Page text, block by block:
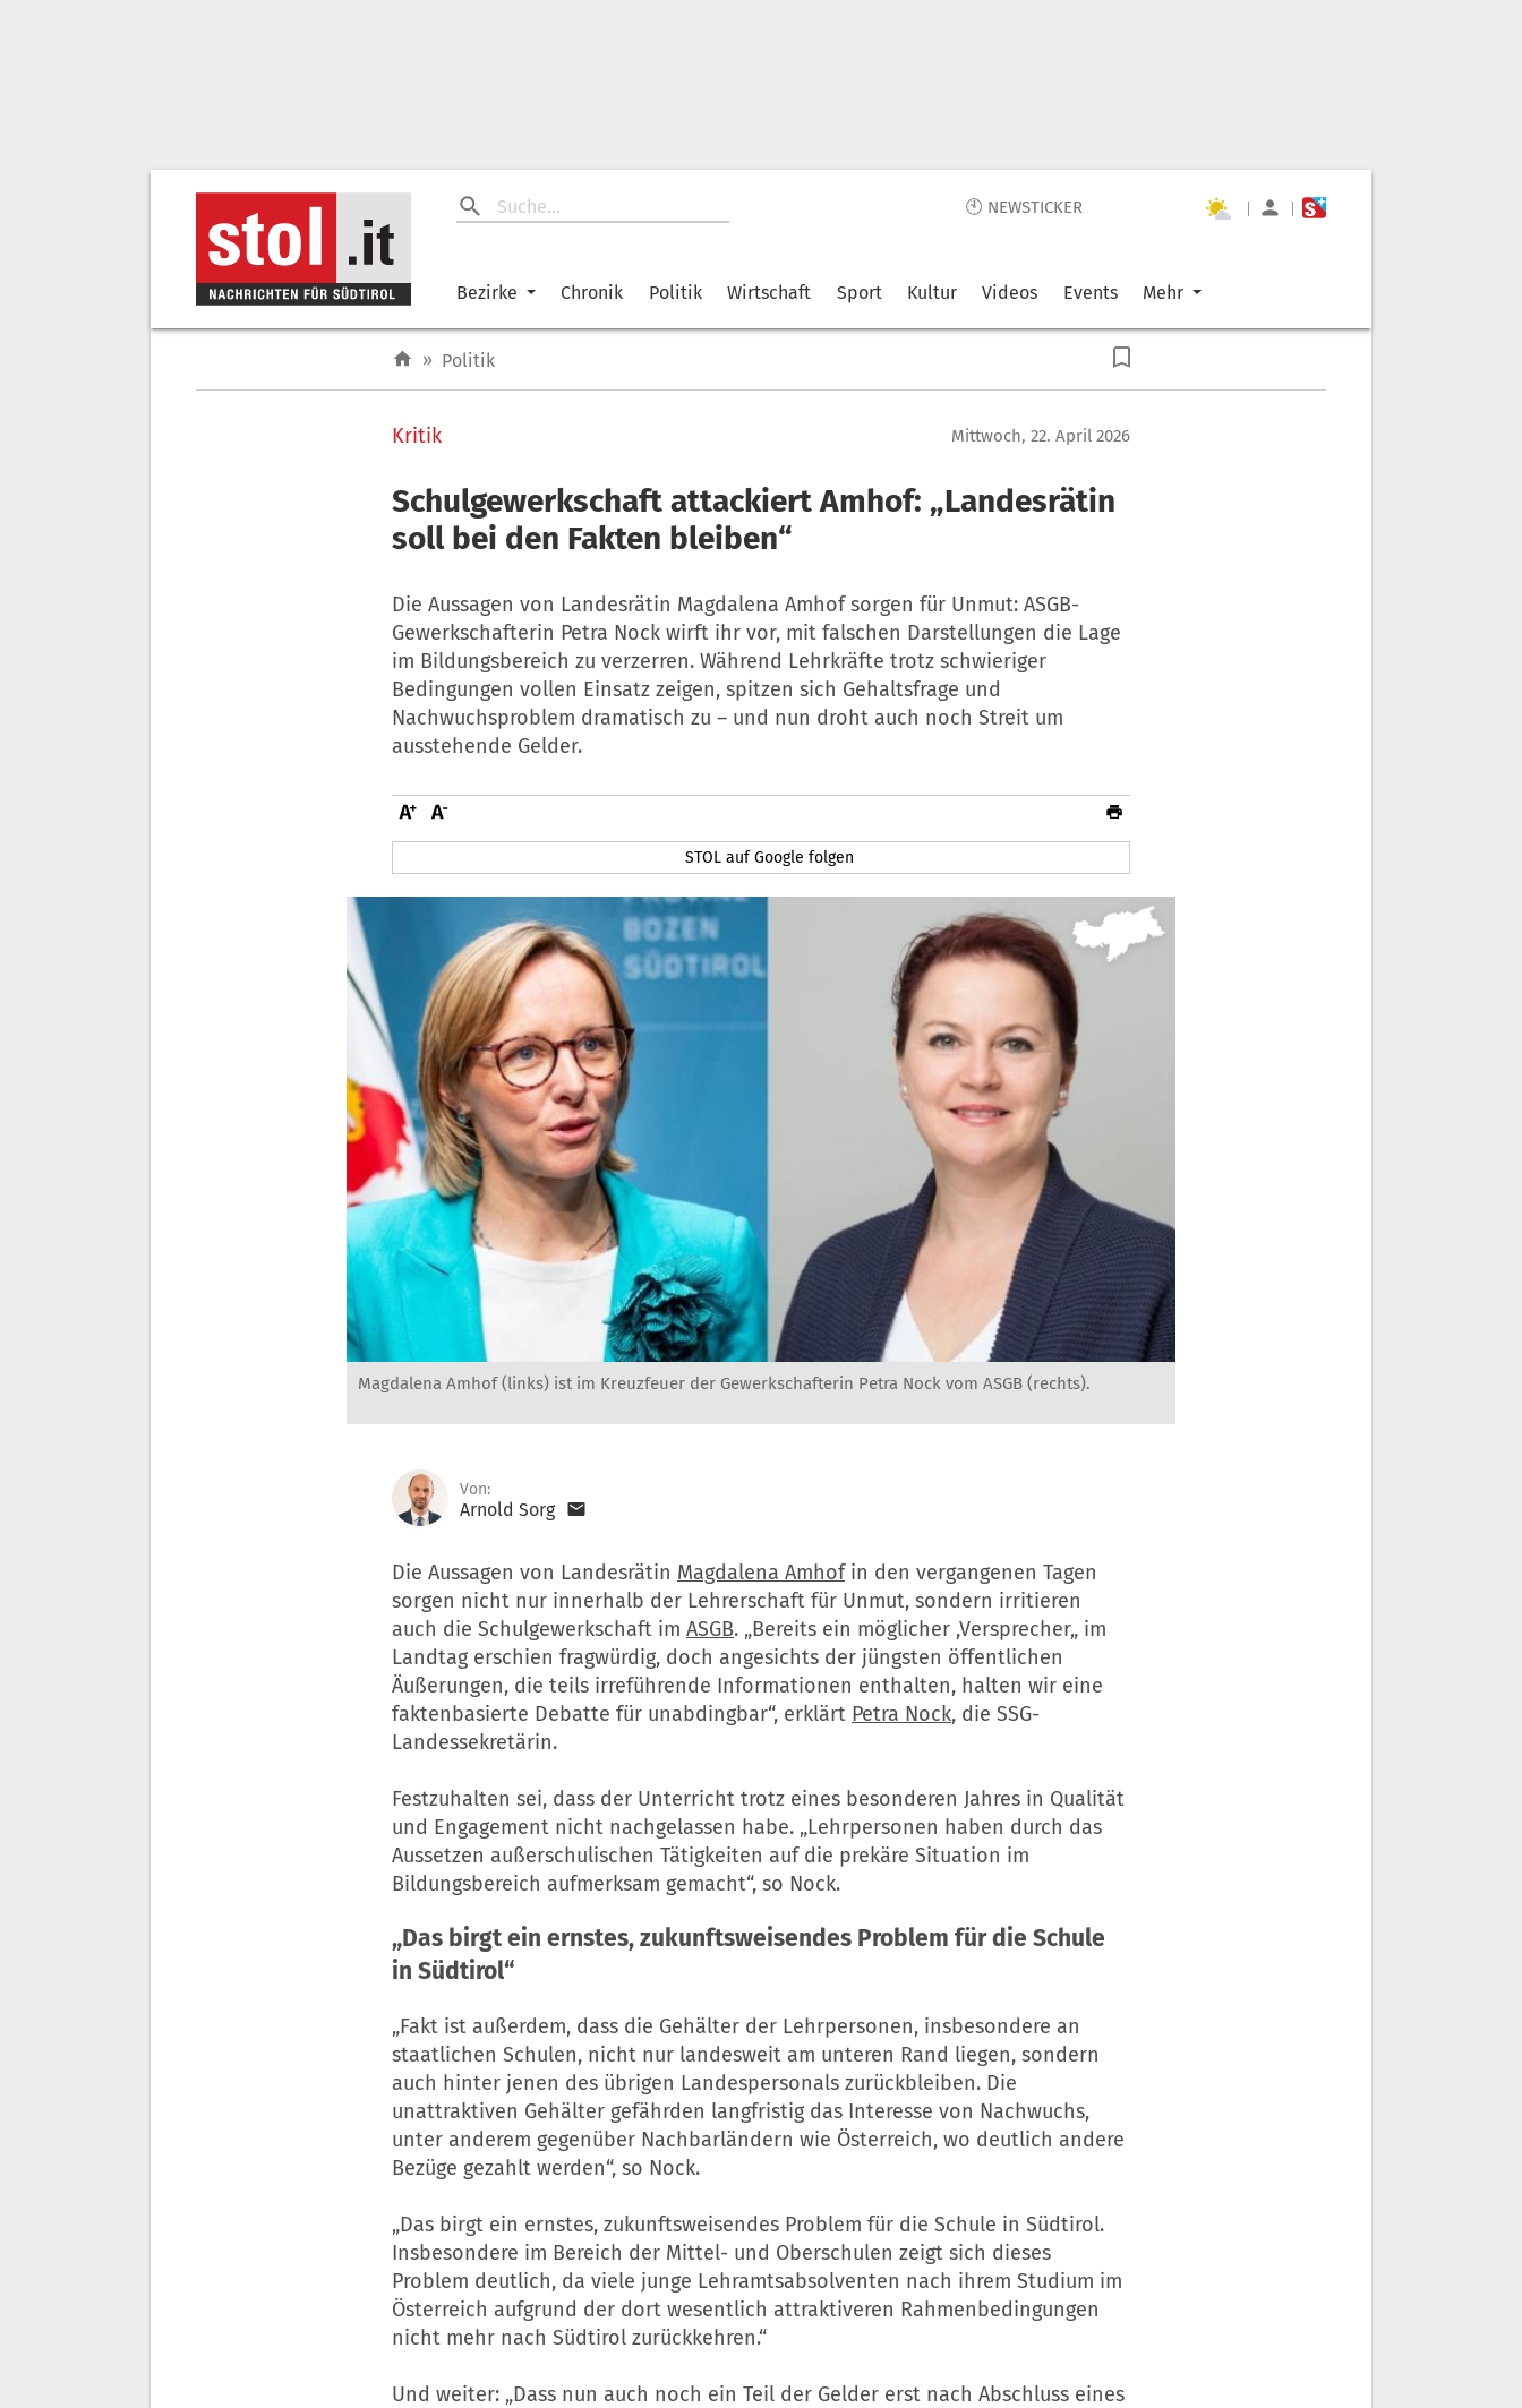
🕙 NEWSTICKER | |
Bezirke Chronik Politik Wirtschaft Sport Kultur Videos Events Mehr
» Politik
Kritik Mittwoch, 22. April 2026
Schulgewerkschaft attackiert Amhof: „Landesrätin
soll bei den Fakten bleiben“
Die Aussagen von Landesrätin Magdalena Amhof sorgen für Unmut: ASGB-
Gewerkschafterin Petra Nock wirft ihr vor, mit falschen Darstellungen die Lage
im Bildungsbereich zu verzerren. Während Lehrkräfte trotz schwieriger
Bedingungen vollen Einsatz zeigen, spitzen sich Gehaltsfrage und
Nachwuchsproblem dramatisch zu – und nun droht auch noch Streit um
ausstehende Gelder.
STOL auf Google folgen
Magdalena Amhof (links) ist im Kreuzfeuer der Gewerkschafterin Petra Nock vom ASGB (rechts).
Von:
Arnold Sorg
Die Aussagen von Landesrätin Magdalena Amhofin den vergangenen Tagen
sorgen nicht nur innerhalb der Lehrerschaft für Unmut, sondern irritieren
auch die Schulgewerkschaft im ASGB. „Bereits ein möglicher ,Versprecher„ im
Landtag erschien fragwürdig, doch angesichts der jüngsten öffentlichen
Äußerungen, die teils irreführende Informationen enthalten, halten wir eine
faktenbasierte Debatte für unabdingbar“, erklärt Petra Nock, die SSG-
Landessekretärin.
Festzuhalten sei, dass der Unterricht trotz eines besonderen Jahres in Qualität
und Engagement nicht nachgelassen habe. „Lehrpersonen haben durch das
Aussetzen außerschulischen Tätigkeiten auf die prekäre Situation im
Bildungsbereich aufmerksam gemacht“, so Nock.
„Das birgt ein ernstes, zukunftsweisendes Problem für die Schule
in Südtirol“
„Fakt ist außerdem, dass die Gehälter der Lehrpersonen, insbesondere an
staatlichen Schulen, nicht nur landesweit am unteren Rand liegen, sondern
auch hinter jenen des übrigen Landespersonals zurückbleiben. Die
unattraktiven Gehälter gefährden langfristig das Interesse von Nachwuchs,
unter anderem gegenüber Nachbarländern wie Österreich, wo deutlich andere
Bezüge gezahlt werden“, so Nock.
„Das birgt ein ernstes, zukunftsweisendes Problem für die Schule in Südtirol.
Insbesondere im Bereich der Mittel- und Oberschulen zeigt sich dieses
Problem deutlich, da viele junge Lehramtsabsolventen nach ihrem Studium im
Österreich aufgrund der dort wesentlich attraktiveren Rahmenbedingungen
nicht mehr nach Südtirol zurückkehren.“
Und weiter: „Dass nun auch noch ein Teil der Gelder erst nach Abschluss eines